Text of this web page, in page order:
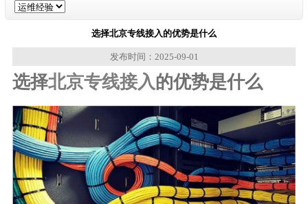
选择北京专线接入的优势是什么
发布时间：2025-09-01
选择北京专线接入的优势是什么